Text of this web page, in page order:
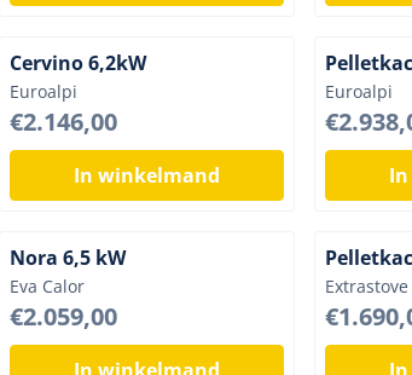
Cervino 6,2kW
Merk:
Euroalpi
Prijs: 2 146,00
€2.146,00
In winkelmand
Merk:
Euroalpi
Prijs: 2
Nora 6,5 kW
Merk:
Eva Calor
Prijs: 2 059,00
€2.059,00
Merk:
Extrastove
Prijs: 1